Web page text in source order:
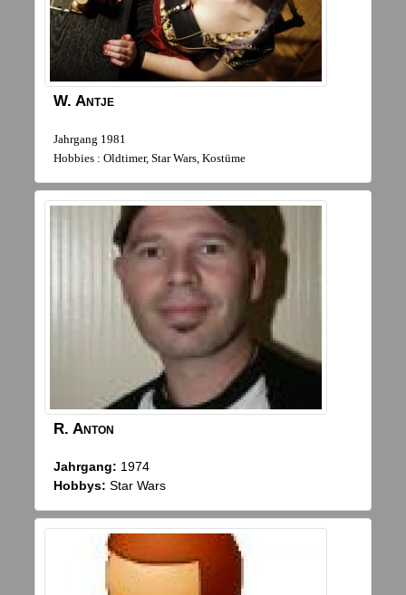
W. Antje
Jahrgang 1981
Hobbies : Oldtimer, Star Wars, Kostüme
R. Anton
Jahrgang: 1974
Hobbys: Star Wars